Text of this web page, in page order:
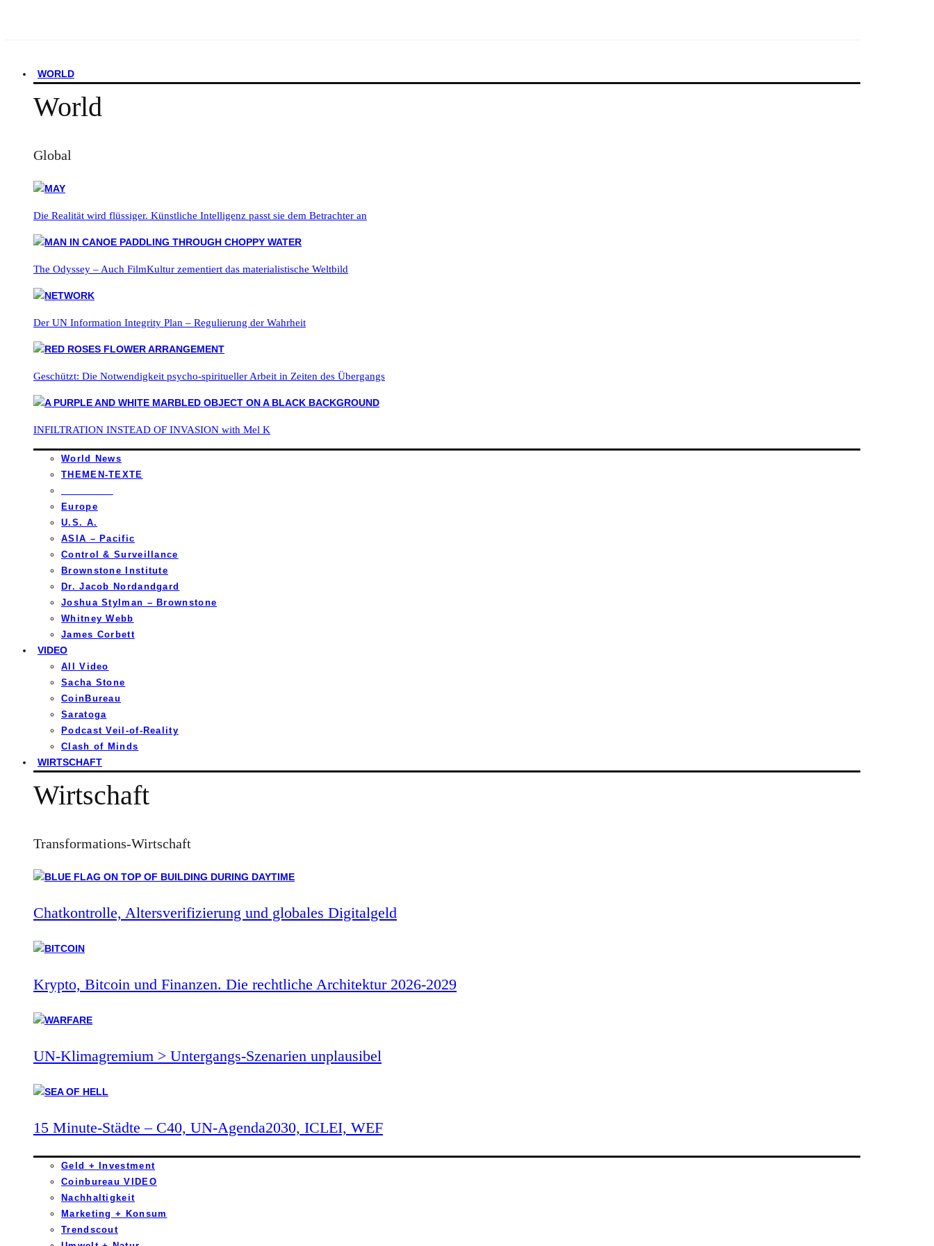
WORLD
World
Global
Die Realität wird flüssiger. Künstliche Intelligenz passt sie dem Betrachter an
The Odyssey – Auch FilmKultur zementiert das materialistische Weltbild
Der UN Information Integrity Plan – Regulierung der Wahrheit
Geschützt: Die Notwendigkeit psycho-spiritueller Arbeit in Zeiten des Übergangs
INFILTRATION INSTEAD OF INVASION with Mel K
World News
THEMEN-TEXTE
Europe
U.S. A.
ASIA – Pacific
Control & Surveillance
Brownstone Institute
Dr. Jacob Nordandgard
Joshua Stylman – Brownstone
Whitney Webb
James Corbett
VIDEO
All Video
Sacha Stone
CoinBureau
Saratoga
Podcast Veil-of-Reality
Clash of Minds
WIRTSCHAFT
Wirtschaft
Transformations-Wirtschaft
Chatkontrolle, Altersverifizierung und globales Digitalgeld
Krypto, Bitcoin und Finanzen. Die rechtliche Architektur 2026-2029
UN-Klimagremium > Untergangs-Szenarien unplausibel
15 Minute-Städte – C40, UN-Agenda2030, ICLEI, WEF
Geld + Investment
Coinbureau VIDEO
Nachhaltigkeit
Marketing + Konsum
Trendscout